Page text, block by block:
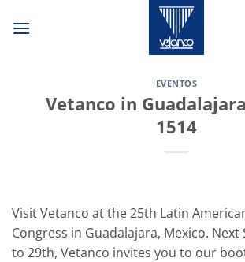
EVENTOS
Vetanco in
1514
Visit Vetanco at the 25th Latin
Congress in Guadalajara, Mexico.
to 29th, Vetanco invites you to our